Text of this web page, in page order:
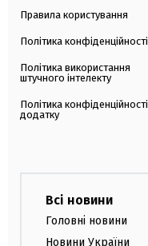
Правила користування
Політика конфіденційності
Політика використання
штучного інтелекту
Політика конфіденційності
додатку
Всі новини
Головні новини
Новини України